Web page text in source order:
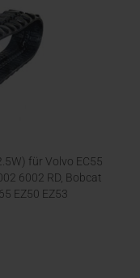
für Volvo EC55
6002 RD, Bobcat
EZ50 EZ53